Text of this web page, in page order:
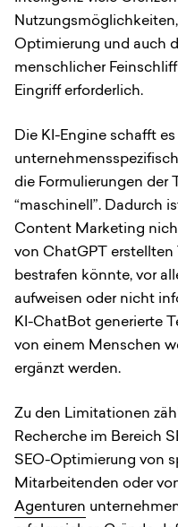
Optimierung und auch
menschlicher
Eingriff erforderlich.
Die KI-Engine schafft
die Formulierungen der
“maschinell”. Dadurch
Content Marketing
von ChatGPT erstellten
bestrafen könnte, vor
aufweisen oder nicht
KI-ChatBot generierte
von einem Menschen
ergänzt werden.
Zu den Limitationen
Recherche im Bereich
SEO-Optimierung von
Mitarbeitenden oder
Agenturen